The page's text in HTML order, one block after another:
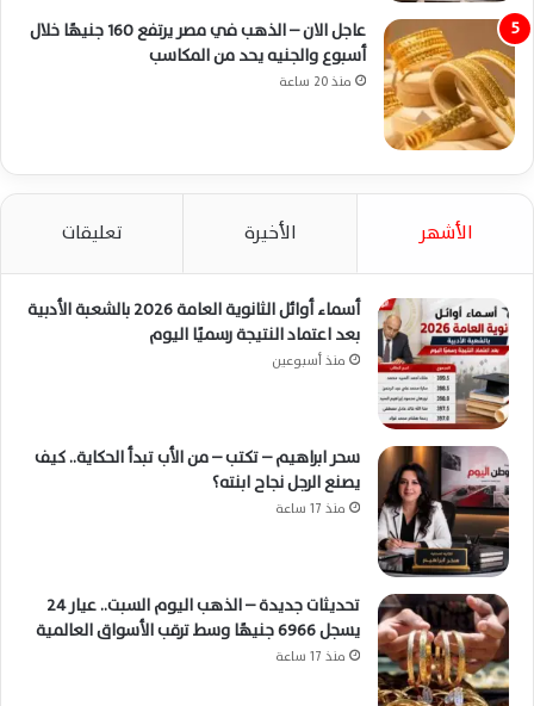
عاجل الان – الذهب في مصر يرتفع 160 جنيهًا خلال
أسبوع والجنيه يحد من المكاسب
منذ 20 ساعة
الأشهر الأخيرة تعليقات
أسماء أوائل الثانوية العامة 2026 بالشعبة الأدبية
بعد اعتماد النتيجة رسميًا اليوم
منذ أسبوعين
سحر ابراهيم – تكتب – من الأب تبدأ الحكاية.. كيف
يصنع الرجل نجاح ابنته؟
منذ 17 ساعة
تحديثات جديدة – الذهب اليوم السبت.. عيار 24
يسجل 6966 جنيهًا وسط ترقب الأسواق العالمية
منذ 17 ساعة